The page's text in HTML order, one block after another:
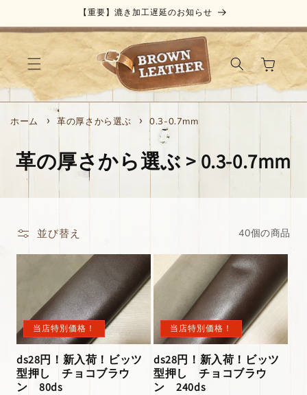
進む
【重要】漉き加工遅延のお知らせ
カ
ー
ト
ホーム 革の厚さから選ぶ 0.3-0.7mm
コ
レ
シ
ョ
革の厚さから選ぶ > 0.3-0.7mm
並び替え 40個の商品
当店特別価格！
ds28円！新入荷！ビッツ
型押し チョコブラウ
ン 80ds
当店特別価格！
ds28円！新入荷！ビッツ
型押し チョコブラウ
ン 240ds